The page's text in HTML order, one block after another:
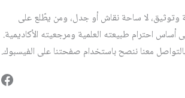
وتوثيق، لا ساحة نقاش أو جدل، ومن يطّلع على
أساس احترام طبيعته العلمية ومرجعيته الأكاديمية.
معنا ننصح باستخدام صفحتنا على الفيسبوك.